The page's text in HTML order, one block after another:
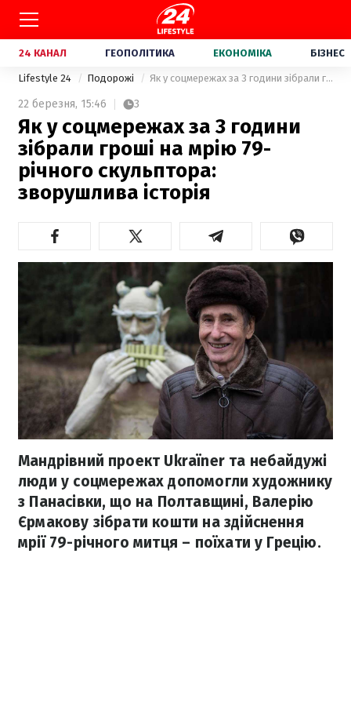
24 КАНАЛ ГЕОПОЛІТИКА ЕКОНОМІКА БІЗНЕС
Lifestyle 24 Подорожі Як у соцмережах за 3 години зібрали гроші на мрію 79-річного скульптора: зворушлива історія
22 березня, 15:46 3
Як у соцмережах за 3 години
зібрали гроші на мрію 79-
річного скульптора:
зворушлива історія
Мандрівний проект Ukraїner та небайдужі
люди у соцмережах допомогли художнику
з Панасівки, що на Полтавщині, Валерію
Єрмакову зібрати кошти на здійснення
мрії 79-річного митця – поїхати у Грецію.